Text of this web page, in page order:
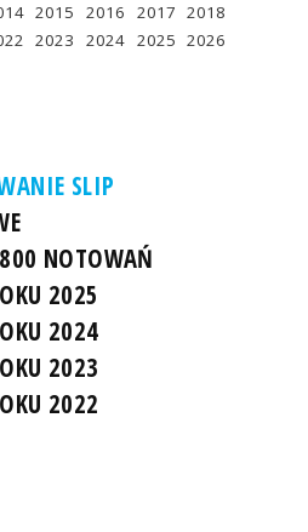
2015 2016 2017 2018
2023 2024 2025 2026
SLIP
NOTOWAŃ
2025
2024
2023
2022